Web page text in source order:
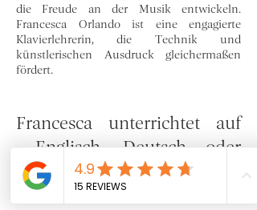
die Freude an der Musik entwickeln.
Francesca Orlando ist eine engagierte
Klavierlehrerin, die Technik und
künstlerischen Ausdruck gleichermaßen
fördert.
Francesca unterrichtet auf
Englisch, Deutsch oder
Italienisch.